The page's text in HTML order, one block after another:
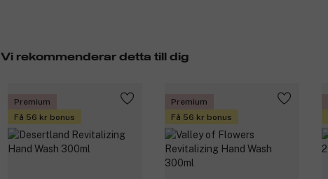
Vi rekommenderar detta till dig
Premium
Få 56 kr bonus
Premium
Få 56 kr bonus